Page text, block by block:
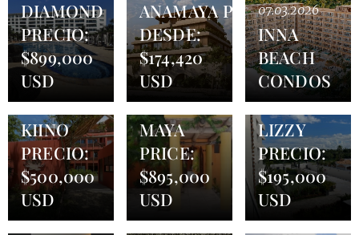
DIAMOND
PRECIO:
$899,000
USD
ANAMAYA PRECIOS
DESDE:
$174,420
USD
07.03.2026
INNA
BEACH
CONDOS
22.01.2026
CONDO
KIINO
PRECIO:
$500,000
USD
03.12.2025
CASITA
MAYA
PRICE:
$895,000
USD
05.11.2025
CONDO
LIZZY
PRECIO:
$195,000
USD
01.10.2025
22.09.2025